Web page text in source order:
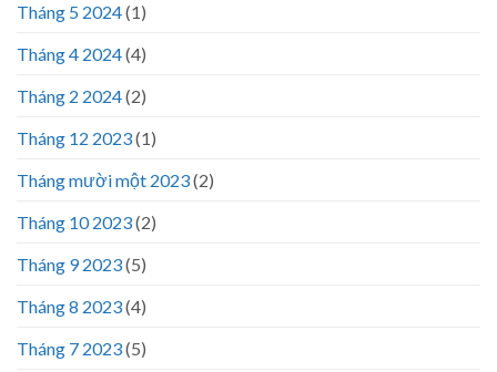
Tháng 5 2024(1)
Tháng 4 2024(4)
Tháng 2 2024(2)
Tháng 12 2023(1)
Tháng mười một 2023(2)
Tháng 10 2023(2)
Tháng 9 2023(5)
Tháng 8 2023(4)
Tháng 7 2023(5)